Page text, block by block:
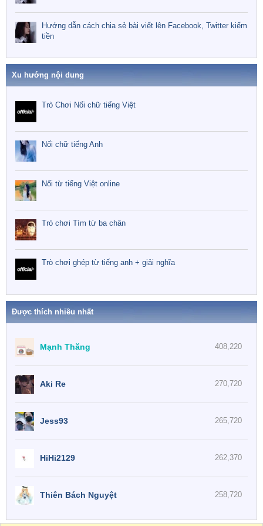
Hướng dẫn cách chia sẻ bài viết lên Facebook, Twitter kiếm
tiền
Xu hướng nội dung
Trò Chơi Nối chữ tiếng Việt
Nối chữ tiếng Anh
Nối từ tiếng Việt online
Trò chơi Tìm từ ba chân
Trò chơi ghép từ tiếng anh + giải nghĩa
Được thích nhiều nhất
408,220
Mạnh Thăng
270,720
Aki Re
265,720
Jess93
262,370
HiHi2129
258,720
Thiên Bách Nguyệt